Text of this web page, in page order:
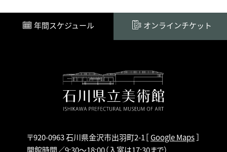
年間スケジュール オンラインチケット
〒920-0963 石川県金沢市出羽町2-1［Google Maps］
開館時間／9:30～18:00（入室は17:30まで）